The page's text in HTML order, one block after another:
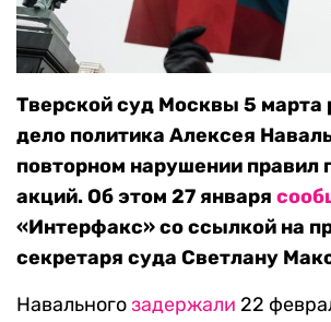
Тверской суд Москвы 5 марта
дело политика Алексея
повторном нарушении правил
акций. Об этом 27 января
«Интерфакс» со ссылкой на
секретаря суда Светлану
Навальногозадержали 22